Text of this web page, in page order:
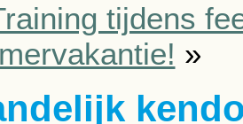
tijdens
»